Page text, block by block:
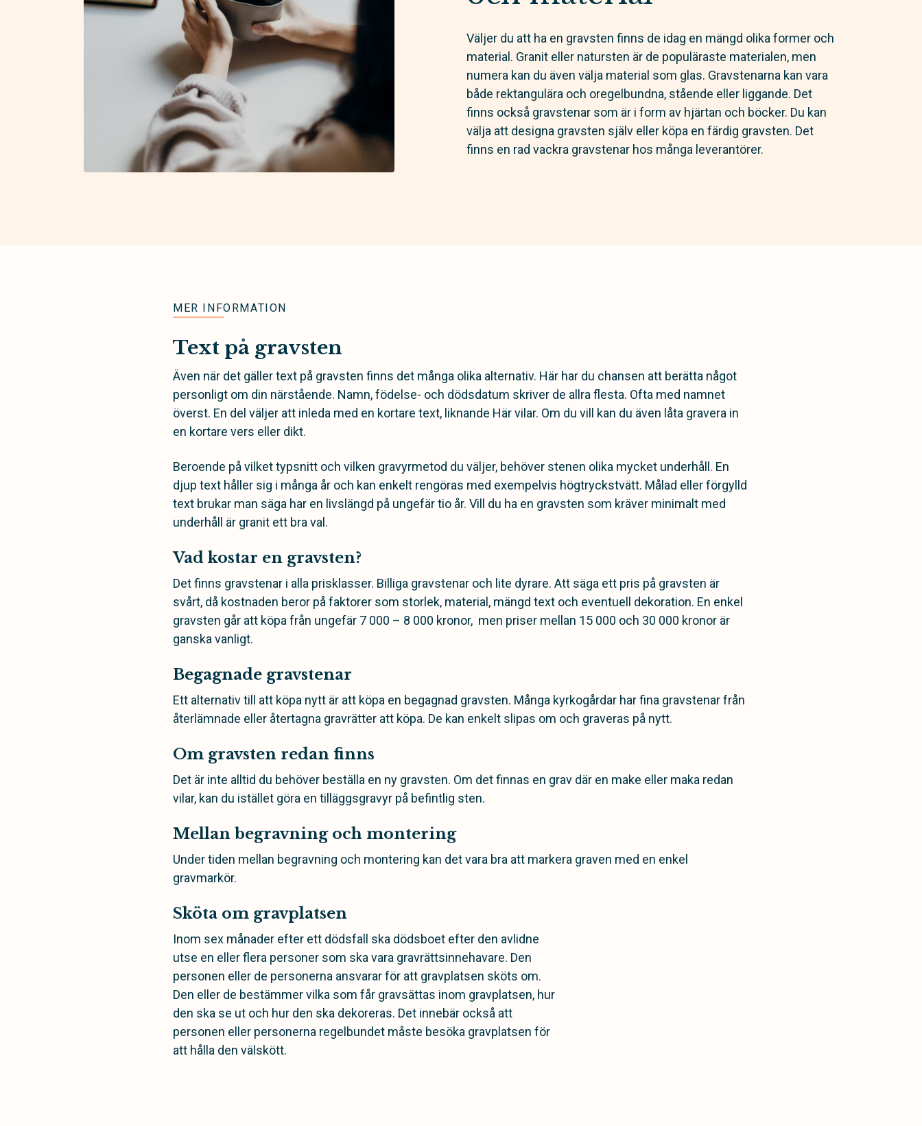
Väljer du att ha en gravsten finns de idag en mängd olika former och
material. Granit eller natursten är de populäraste materialen, men
numera kan du även välja material som glas. Gravstenarna kan vara
både rektangulära och oregelbundna, stående eller liggande. Det
finns också gravstenar som är i form av hjärtan och böcker. Du kan
välja att designa gravsten själv eller köpa en färdig gravsten. Det
finns en rad vackra gravstenar hos många leverantörer.
MER INFORMATION
Text på gravsten
Även när det gäller text på gravsten finns det många olika alternativ. Här har du chansen att berätta något
personligt om din närstående. Namn, födelse- och dödsdatum skriver de allra flesta. Ofta med namnet
överst. En del väljer att inleda med en kortare text, liknande Här vilar. Om du vill kan du även låta gravera in
en kortare vers eller dikt.
Beroende på vilket typsnitt och vilken gravyrmetod du väljer, behöver stenen olika mycket underhåll. En
djup text håller sig i många år och kan enkelt rengöras med exempelvis högtryckstvätt. Målad eller förgylld
text brukar man säga har en livslängd på ungefär tio år. Vill du ha en gravsten som kräver minimalt med
underhåll är granit ett bra val.
Vad kostar en gravsten?
Det finns gravstenar i alla prisklasser. Billiga gravstenar och lite dyrare. Att säga ett pris på gravsten är
svårt, då kostnaden beror på faktorer som storlek, material, mängd text och eventuell dekoration. En enkel
gravsten går att köpa från ungefär 7 000 – 8 000 kronor, men priser mellan 15 000 och 30 000 kronor är
ganska vanligt.
Begagnade gravstenar
Ett alternativ till att köpa nytt är att köpa en begagnad gravsten. Många kyrkogårdar har fina gravstenar från
återlämnade eller återtagna gravrätter att köpa. De kan enkelt slipas om och graveras på nytt.
Om gravsten redan finns
Det är inte alltid du behöver beställa en ny gravsten. Om det finnas en grav där en make eller maka redan
vilar, kan du istället göra en tilläggsgravyr på befintlig sten.
Mellan begravning och montering
Under tiden mellan begravning och montering kan det vara bra att markera graven med en enkel
gravmarkör.
Sköta om gravplatsen
Inom sex månader efter ett dödsfall ska dödsboet efter den avlidne
utse en eller flera personer som ska vara gravrättsinnehavare. Den
personen eller de personerna ansvarar för att gravplatsen sköts om.
Den eller de bestämmer vilka som får gravsättas inom gravplatsen, hur
den ska se ut och hur den ska dekoreras. Det innebär också att
personen eller personerna regelbundet måste besöka gravplatsen för
att hålla den välskött.